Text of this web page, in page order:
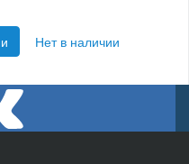
Нет в наличии